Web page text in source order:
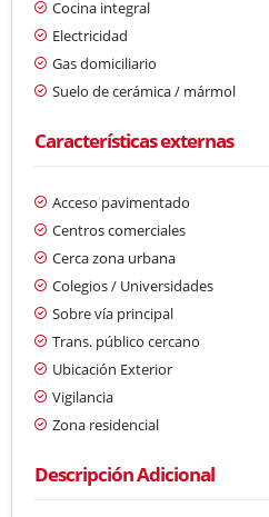
Cocina integral
Electricidad
Gas domiciliario
Suelo de cerámica / mármol
Características externas
Acceso pavimentado
Centros comerciales
Cerca zona urbana
Colegios / Universidades
Sobre vía principal
Trans. público cercano
Ubicación Exterior
Vigilancia
Zona residencial
Descripción Adicional